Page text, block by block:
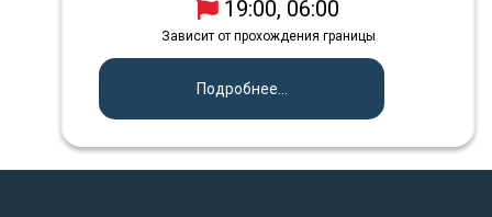
19:00, 06:00
Зависит от прохождения границы
Подробнее...